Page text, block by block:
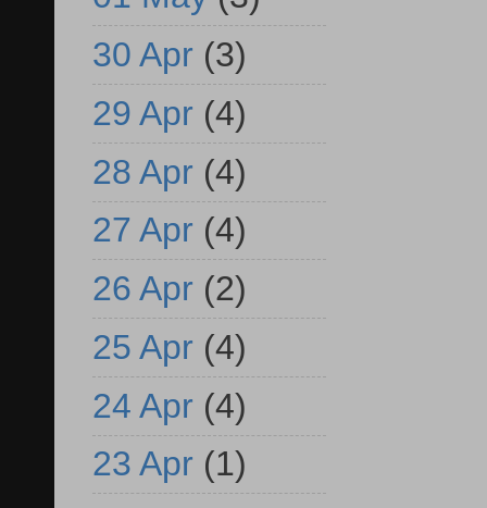
30 Apr (3)
29 Apr (4)
28 Apr (4)
27 Apr (4)
26 Apr (2)
25 Apr (4)
24 Apr (4)
23 Apr (1)